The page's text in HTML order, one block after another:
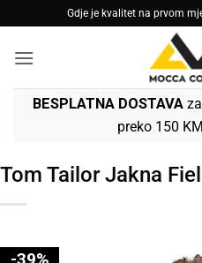
to
content
Gdje je kvalitet na prvom
BESPLATNA DOSTAVAza
preko 150
Tom Tailor Jakna
-39%